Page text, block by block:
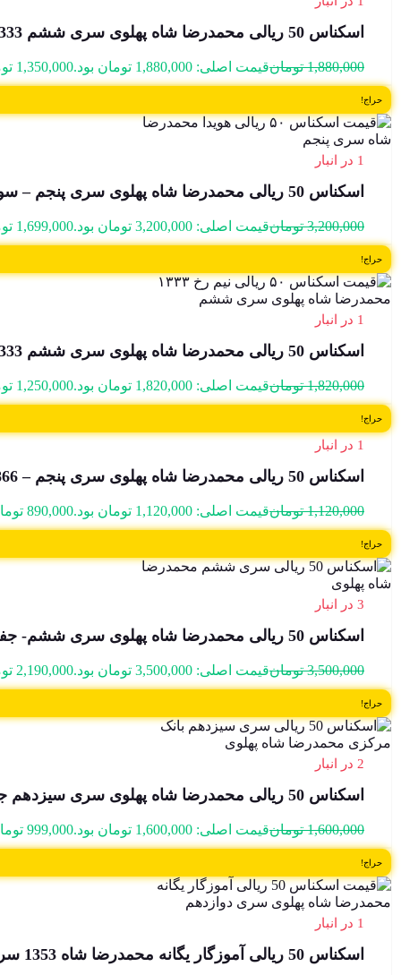
اسکناس 50 ریالی محمدرضا شاه پهلوی سری ششم 1333 – 188548
1,880,000 تومانقیمت اصلی: 1,880,000 تومان بود. 1,350,000
حراج!
1 در انبار
اسکناس 50 ریالی محمدرضا شاه پهلوی سری پنجم – سوپر بانکی – 196706
3,200,000 تومانقیمت اصلی: 3,200,000 تومان بود. 1,699,000
حراج!
1 در انبار
اسکناس 50 ریالی محمدرضا شاه پهلوی سری ششم 1333 – 38/442849
1,820,000 تومانقیمت اصلی: 1,820,000 تومان بود. 1,250,000
حراج!
1 در انبار
اسکناس 50 ریالی محمدرضا شاه پهلوی سری پنجم – 394866
1,120,000 تومانقیمت اصلی: 1,120,000 تومان بود. 890,000
حراج!
3 در انبار
اسکناس 50 ریالی محمدرضا شاه پهلوی سری ششم- جفت سوپر بانکی – 128/303774,5
3,500,000 تومانقیمت اصلی: 3,500,000 تومان بود. 2,190,000
حراج!
2 در انبار
اسکناس 50 ریالی محمدرضا شاه پهلوی سری سیزدهم جفت سوپر بانکی – 653394,5
1,600,000 تومانقیمت اصلی: 1,600,000 تومان بود. 999,000
حراج!
1 در انبار
اسکناس 50 ریالی آموزگار یگانه محمدرضا شاه 1353 سری دوازدهم – سوپر بانکی – 13/408614